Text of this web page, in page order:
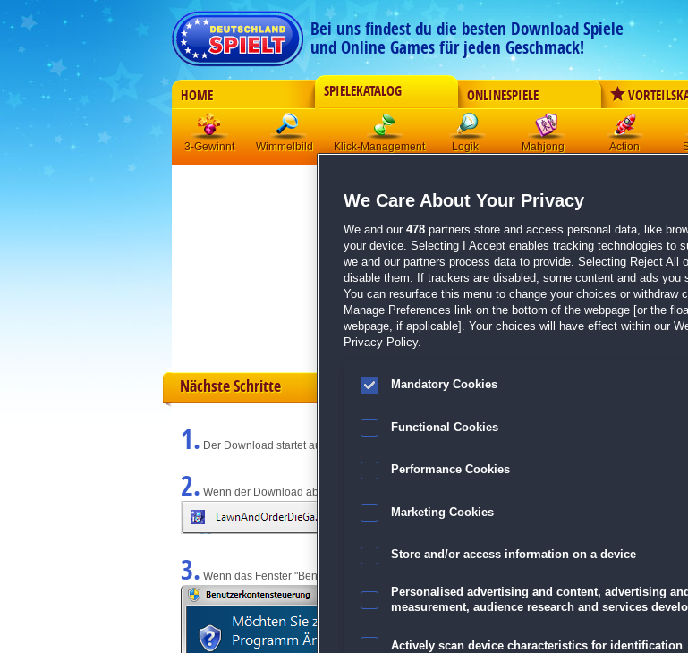
Bei uns findest du die besten Download Spiele
und Online Games für jeden Geschmack!
HOME SPIELEKATALOG ONLINESPIELE
3-Gewinnt Wimmelbild Klick-Management Logik Mahjong Action
Der Download wird automatisch gestartet
Haunted Legends: Der Ruf der Verzweiflung
Größe 1036.9 M
Einen Moment bitte, dein Spiel wird in5 Sekunden
Falls der Download nicht automatisch startet,klicke
Zurück zur Gamepage
Nächste Schritte
1. Der Download startet automatisch und wird am unteren Rand des Browserfensters angezeigt.
2. Wenn der Download abgeschlossen ist, klicke einfach auf die Datei.
3. Wenn das Fenster "Benutzerkontensteuerung" angezeigt wird, klicke auf "Ja" (Bei Windows Vista
We Care About Your Privacy
We and our 478 partners store and access personal data, like
your device. Selecting I Accept enables tracking technologies to
we and our partners process data to provide. Selecting Reject All
disable them. If trackers are disabled, some content and ads you
You can resurface this menu to change your choices or withdraw
Manage Preferences link on the bottom of the webpage [or the
webpage, if applicable]. Your choices will have effect within our
Privacy Policy.
Mandatory Cookies
Functional Cookies
Performance Cookies
Marketing Cookies
Store and/or access information on a device
Personalised advertising and content, advertising
measurement, audience research and services
Actively scan device characteristics for identification